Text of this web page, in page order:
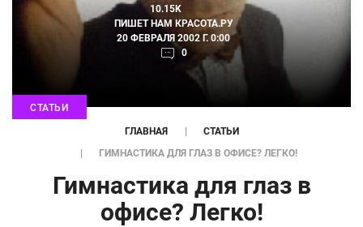
10.15K
ПИШЕТ НАМ КРАСОТА.РУ
20 ФЕВРАЛЯ 2002 Г. 0:00
0
СТАТЬИ
ГЛАВНАЯ
СТАТЬИ
ГИМНАСТИКА ДЛЯ ГЛАЗ В ОФИСЕ? ЛЕГКО!
Гимнастика для глаз в
офисе? Легко!